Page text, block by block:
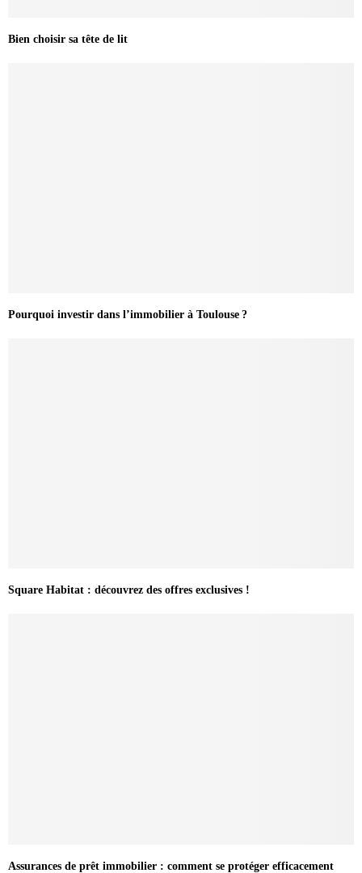
Bien choisir sa tête de lit
Pourquoi investir dans l’immobilier à Toulouse ?
Square Habitat : découvrez des offres exclusives !
Assurances de prêt immobilier : comment se protéger efficacement